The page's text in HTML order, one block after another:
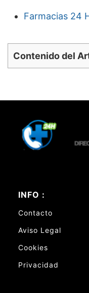
Farmacias 24
Contenido del
INFO :
Contacto
Aviso Legal
Cookies
Privacidad